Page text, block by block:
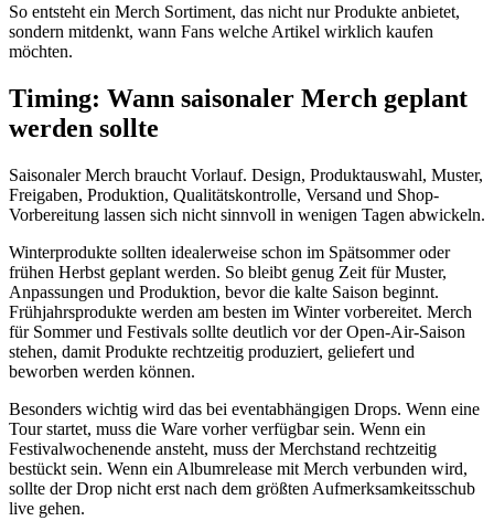
So entsteht ein Merch Sortiment, das nicht nur Produkte anbietet,
sondern mitdenkt, wann Fans welche Artikel wirklich kaufen
möchten.
Timing: Wann saisonaler Merch geplant
werden sollte
Saisonaler Merch braucht Vorlauf. Design, Produktauswahl, Muster,
Freigaben, Produktion, Qualitätskontrolle, Versand und Shop-
Vorbereitung lassen sich nicht sinnvoll in wenigen Tagen abwickeln.
Winterprodukte sollten idealerweise schon im Spätsommer oder
frühen Herbst geplant werden. So bleibt genug Zeit für Muster,
Anpassungen und Produktion, bevor die kalte Saison beginnt.
Frühjahrsprodukte werden am besten im Winter vorbereitet. Merch
für Sommer und Festivals sollte deutlich vor der Open-Air-Saison
stehen, damit Produkte rechtzeitig produziert, geliefert und
beworben werden können.
Besonders wichtig wird das bei eventabhängigen Drops. Wenn eine
Tour startet, muss die Ware vorher verfügbar sein. Wenn ein
Festivalwochenende ansteht, muss der Merchstand rechtzeitig
bestückt sein. Wenn ein Albumrelease mit Merch verbunden wird,
sollte der Drop nicht erst nach dem größten Aufmerksamkeitsschub
live gehen.